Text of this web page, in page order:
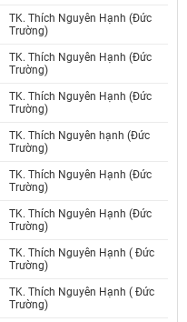
TK. Thích Nguyên Hạnh (Đức
Trường)
TK. Thích Nguyên Hạnh (Đức
Trường)
TK. Thích Nguyên Hạnh (Đức
Trường)
TK. Thích Nguyên hạnh (Đức
Trường)
TK. Thích Nguyên Hạnh (Đức
Trường)
TK. Thích Nguyên Hạnh (Đức
Trường)
TK. Thích Nguyên Hạnh ( Đức
Trường)
TK. Thích Nguyên Hạnh ( Đức
Trường)